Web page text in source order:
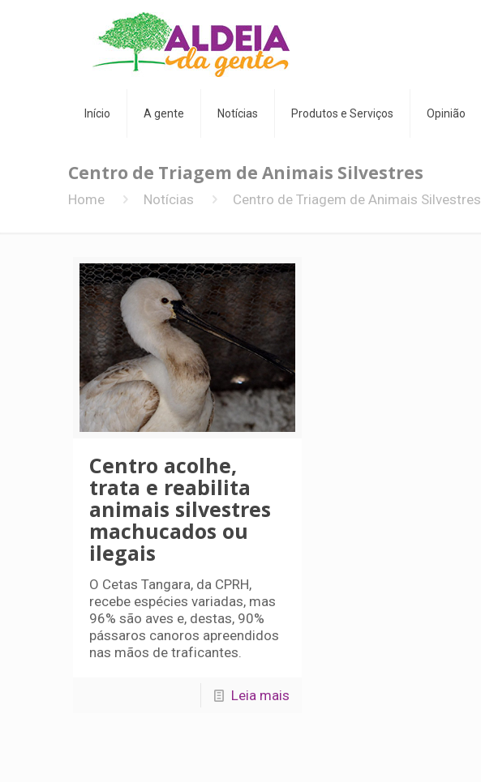
Início A gente Notícias Produtos e Serviços Opinião
Centro de Triagem de Animais Silvestres
Home Notícias Centro de Triagem de Animais Silvestres
Centro acolhe,
trata e reabilita
animais silvestres
machucados ou
ilegais
O Cetas Tangara, da CPRH,
recebe espécies variadas, mas
96% são aves e, destas, 90%
pássaros canoros apreendidos
nas mãos de traficantes.
Leia mais